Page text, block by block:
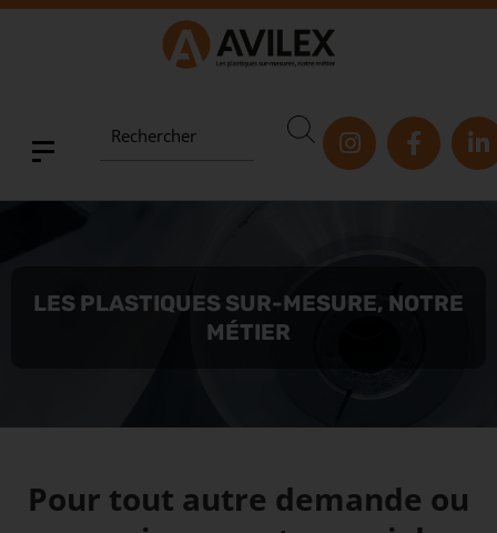
Rechercher
LES PLASTIQUES SUR-MESURE, NOTRE
MÉTIER
Pour tout autre demande ou